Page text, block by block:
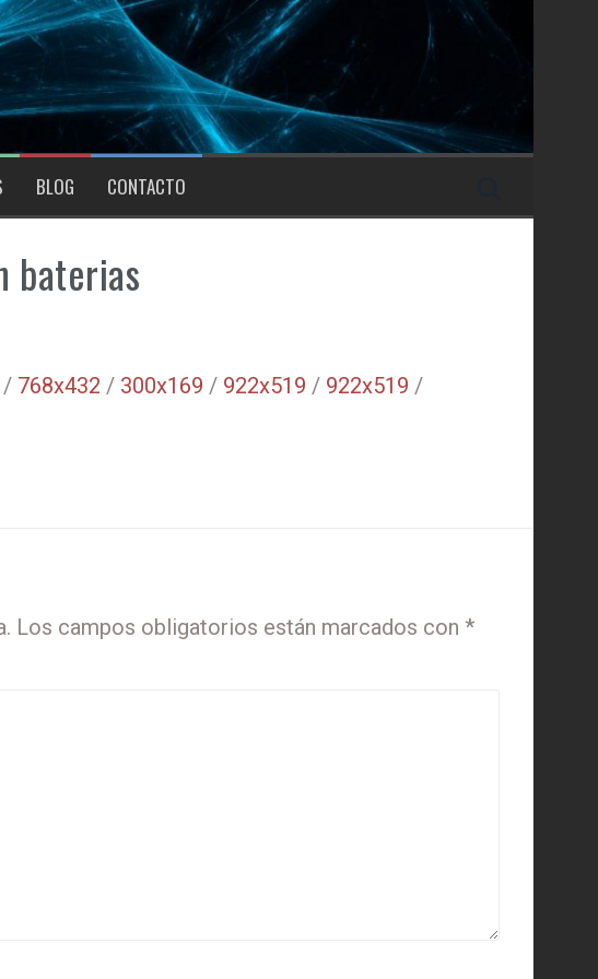
BLOG CONTACTO
baterias
/ 768x432 / 300x169 / 922x519 / 922x519 /
Los campos obligatorios están marcados con *